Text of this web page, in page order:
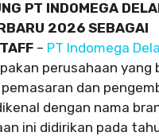
PT INDOMEGA
2026 SEBAGAI
– PT Indomega
perusahaan yang
dan
dengan nama
ini didirikan pada